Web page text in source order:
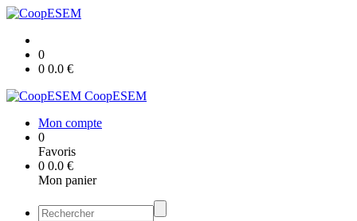
0
0 0.0 €
CoopESEM
Mon compte
0
Favoris
0 0.0 €
Mon panier